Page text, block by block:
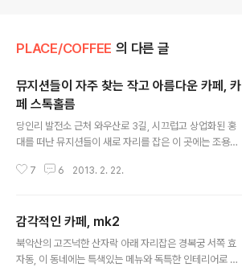
PLACE/COFFEE 의 다른 글
뮤지션들이 자주 찾는 작고 아름다운 카페, 카
페 스톡홀름
당인리 발전소 근처 와우산로 3길, 시끄럽고 상업화된 홍
대를 떠난 뮤지션들이 새로 자리를 잡은 이 곳에는 조용하
이 커피 한 잔에 영감을 얻고 끊임없이 무언가를 창조해내
SNS를 통해서도 많은 뮤지션들이 추천한 곳, 카페 스톡홀
름_cafe Stockholm으로 찾아가보자. 카페 스톡홀름은
사이폰 커피와 함께 시나몬 토스트를 함께 세트메뉴로 즐
7 6 2013. 2. 22.
감각적인 카페, mk2
북악산의 고즈넉한 산자락 아래 자리잡은 경복궁 서쪽 효
자동, 이 동네에는 특색있는 메뉴와 독특한 인테리어로 눈